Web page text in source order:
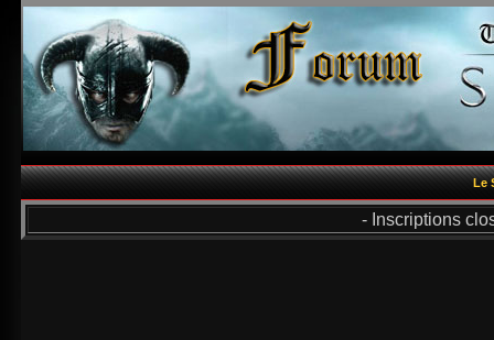
Le
- Inscriptions